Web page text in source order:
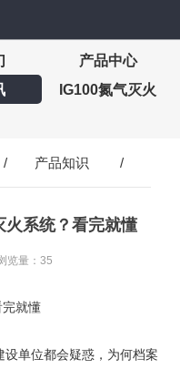
产品中心
IG100氮气灭火
/ 产品知识 /
火系统？看完就懂
览量：35
就懂
单位都会疑惑，为何档案